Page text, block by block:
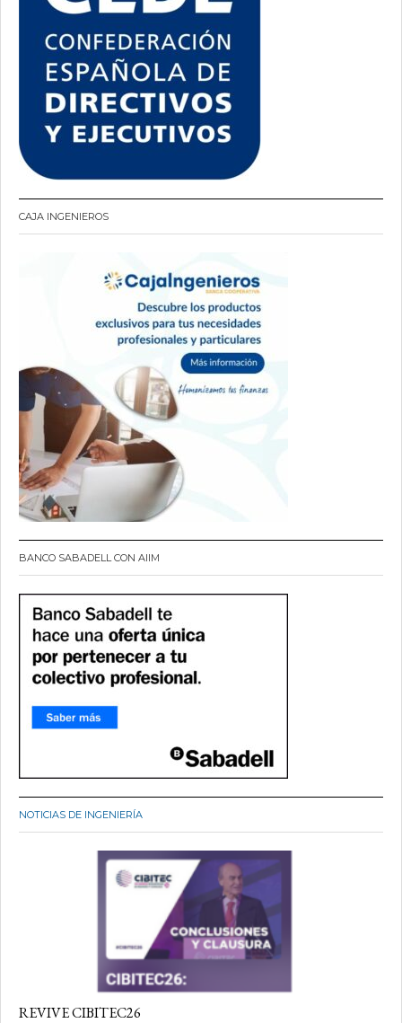
CAJA INGENIEROS
BANCO SABADELL CON AIIM
NOTICIAS DE INGENIERÍA
REVIVE CIBITEC26